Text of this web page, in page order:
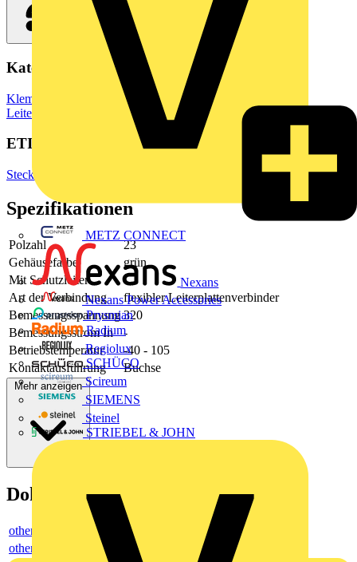
METZ CONNECT
Nexans
Nexans Power Accessories
Prysmian
Radium
Regiolux
SCHÜCO
Scireum
SIEMENS
Steinel
STRIEBEL & JOHN
Kategorien
Klemmen, Steckverbinder & Verbindungselemente
Leiterplattensteckverbinder
ETIM Group
Steckverbinder
Spezifikationen
Polzahl
23
Gehäusefarbe
grün
Mit Schutzleiter
-
Art der Verbindung
flexibler Leiterplattenverbinder
Bemessungsspannung 320
Bemessungsstrom In
-
Betriebstemperatur
-40 - 105
Kontaktausführung
Buchse
Mehr anzeigen
Dokumente
others
others